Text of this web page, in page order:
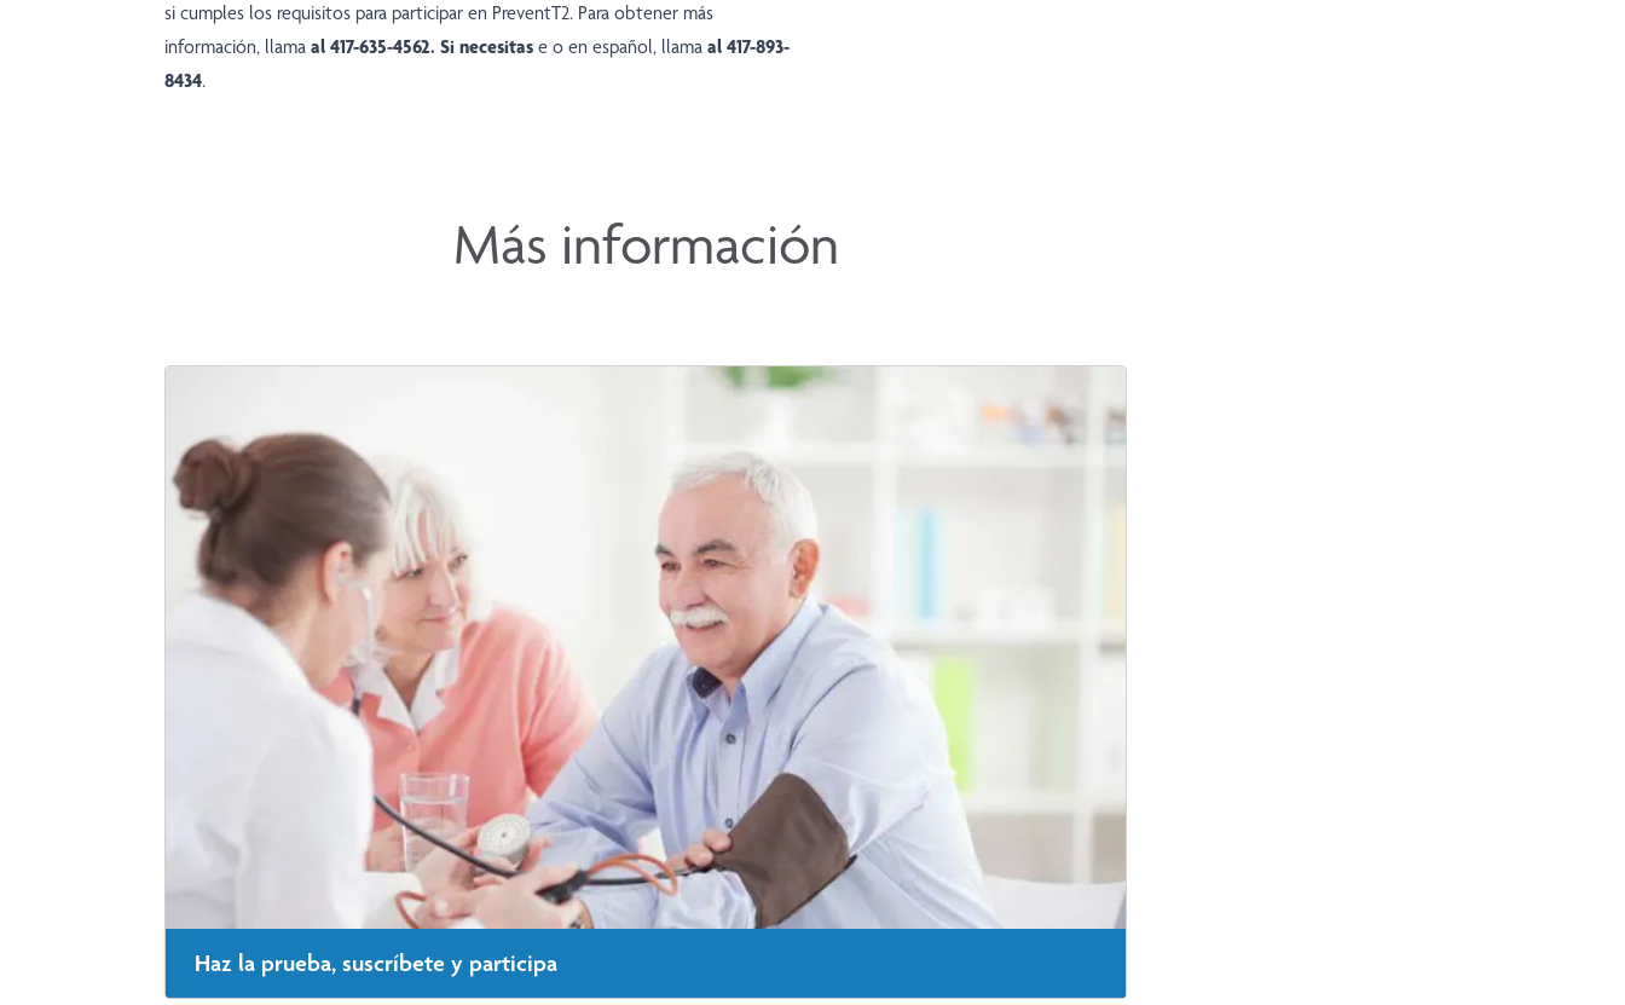
si cumples los requisitos para participar en PreventT2. Para obtener más
información, llama al 417-635-4562. Si necesitas e o en español, llama al 417-893-
8434.
Más información
Haz la prueba, suscríbete y participa